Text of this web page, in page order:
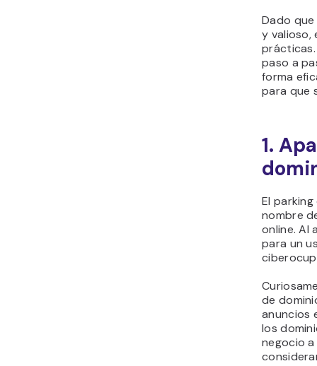
Dado
y valioso,
paso a
forma
para que
1.
El
nombre
online. Al
para un
de
anuncios
los
negocio